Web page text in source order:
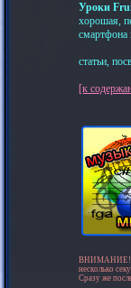
Уроки
хорошая,
смартфона
статьи,
[к
ВНИМАНИЕ!
несколько
Сразу же